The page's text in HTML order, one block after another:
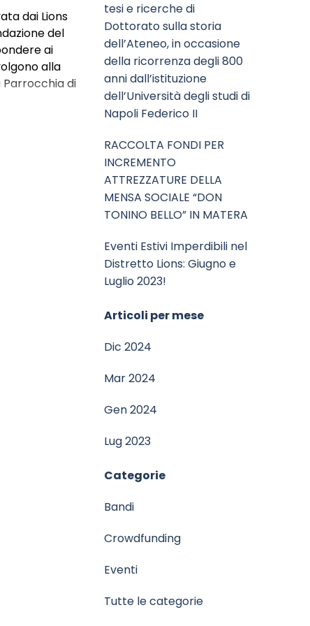
dai Lions
del
ai
alla
Parrocchia di
tesi e ricerche di
Dottorato sulla storia
dell’Ateneo, in occasione
della ricorrenza degli 800
anni dall’istituzione
dell’Università degli studi di
Napoli Federico II
RACCOLTA FONDI PER
INCREMENTO
ATTREZZATURE DELLA
MENSA SOCIALE “DON
TONINO BELLO” IN MATERA
Eventi Estivi Imperdibili nel
Distretto Lions: Giugno e
Luglio 2023!
Salta blocco Articoli per mese
Articoli per mese
Dic 2024
Mar 2024
Gen 2024
Lug 2023
Salta blocco Categorie
Categorie
Bandi
Crowdfunding
Eventi
Tutte le categorie